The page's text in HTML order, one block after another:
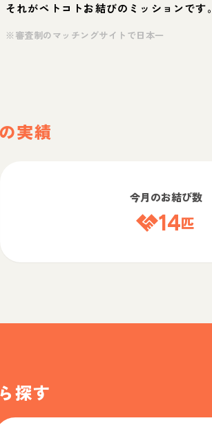
それがペトコトお結びのミッションです。
※審査制のマッチングサイトで日本一
実績
今月のお結び数
14匹
探す